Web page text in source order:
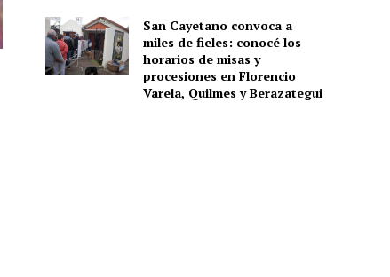
San Cayetano convoca a
miles de fieles: conocé los
horarios de misas y
procesiones en Florencio
Varela, Quilmes y Berazategui